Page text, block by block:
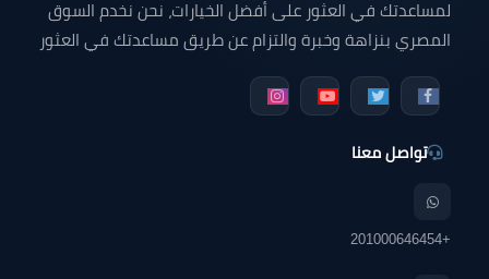
لمساعدتك في العثور على أفضل الخيارات، نحن نخدم السوق
المصري بنزاهة وخبرة والتزام عن طريق مساعدتك في العثور
دوبلكس للبيع - فيلا للبيع - محل تجاري - مكتب إداري - عيادة
تواصل معنا
+201000646454